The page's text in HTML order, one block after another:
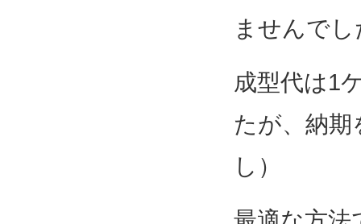
ませんでし
成型代は1
たが、納期
し）